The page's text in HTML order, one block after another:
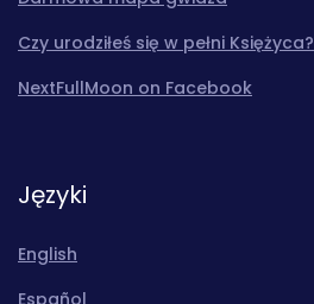
Czy urodziłeś się w pełni Księżyca?
NextFullMoon on Facebook
Języki
English
Español